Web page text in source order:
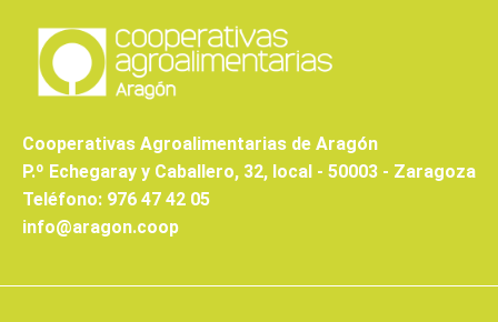
Cooperativas Agroalimentarias de Aragón
P.º Echegaray y Caballero, 32, local - 50003 - Zaragoza
Teléfono: 976 47 42 05
info@aragon.coop